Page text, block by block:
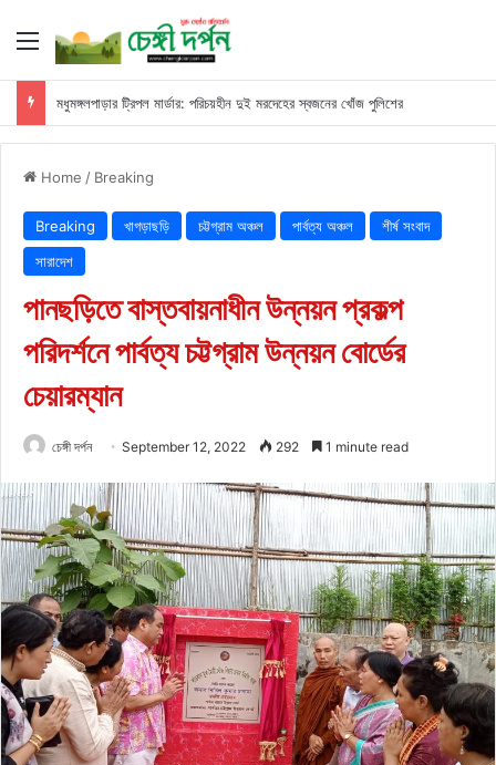
Menu
মধুমঙ্গলপাড়ার ট্রিপল মার্ডার: পরিচয়হীন দুই মরদেহের স্বজনের খোঁজ পুলিশের
Home / Breaking
Breaking খাগড়াছড়ি চট্টগ্রাম অঞ্চল পার্বত্য অঞ্চল
শীর্ষ সংবাদ
সারাদেশ
পানছড়িতে বাস্তবায়নাধীন উন্নয়ন প্রকল্প
পরিদর্শনে পার্বত্য চট্টগ্রাম উন্নয়ন বোর্ডের
চেয়ারম্যান
চেঙ্গী দর্পন September 12, 2022 292 1 minute read